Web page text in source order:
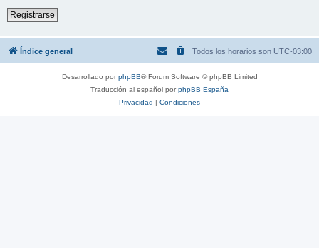
Registrarse
Índice general Todos los horarios son UTC-03:00
Desarrollado porphpBB® Forum Software © phpBB Limited
Traducción al español porphpBB España
Privacidad | Condiciones